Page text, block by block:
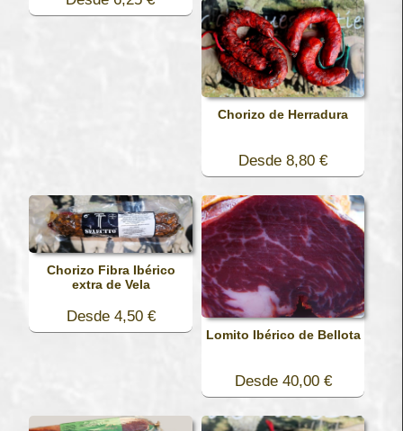
Chorizo de Herradura
Desde 8,80 €
Chorizo Fibra Ibérico
extra de Vela
Desde 4,50 €
Lomito Ibérico de Bellota
Desde 40,00 €